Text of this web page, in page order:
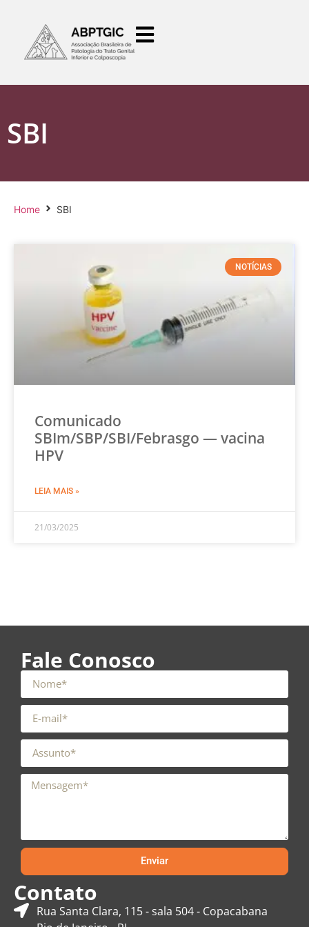
SBI
Home SBI
NOTÍCIAS
Comunicado
SBIm/SBP/SBI/Febrasgo — vacina
HPV
LEIA MAIS »
21/03/2025
Fale Conosco
Enviar
Contato
Rua Santa Clara, 115 - sala 504 - Copacabana